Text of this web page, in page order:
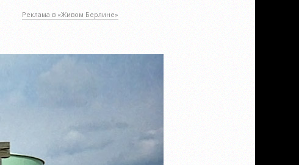
Реклама в «Живом Берлине»